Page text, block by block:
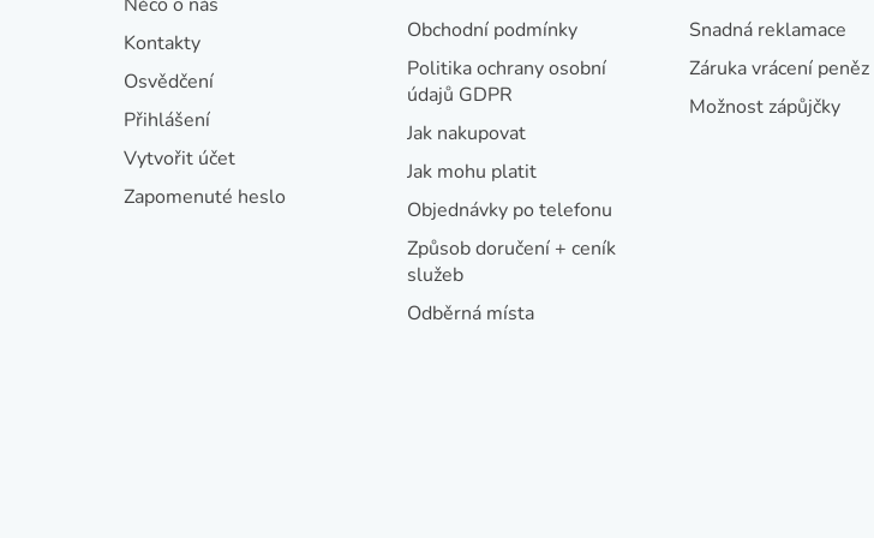
Kontakty
Osvědčení
Přihlášení
Vytvořit účet
Zapomenuté heslo
Obchodní podmínky
Politika ochrany osobní
údajů GDPR
Jak nakupovat
Jak mohu platit
Objednávky po telefonu
Způsob doručení + ceník
služeb
Odběrná místa
Snadná reklamace
Záruka vrácení peněz
Možnost zápůjčky